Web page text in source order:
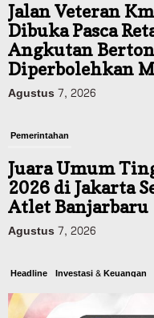
Jalan Veteran
Dibuka Pasca
Angkutan
Diperbolehkan
Agustus 7, 2026
Pemerintahan
Juara Umum
2026 di Jakarta
Atlet Banjarbaru
Agustus 7, 2026
Headline Investasi & Keuangan
KUA-PPAS 2027